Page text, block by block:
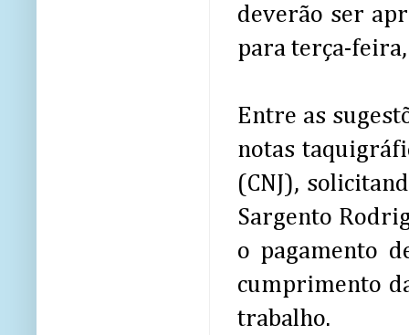
deverão ser
para terça-
Entre as
notas
(CNJ),
Sargento
o pagamento
cumprimento
trabalho.